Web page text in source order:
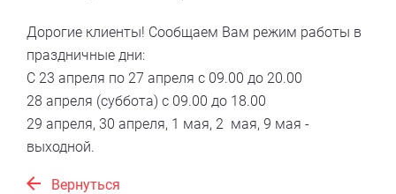
Дорогие клиенты! Сообщаем Вам режим работы в
праздничные дни:
С 23 апреля по 27 апреля с 09.00 до 20.00
28 апреля (суббота) с 09.00 до 18.00
29 апреля, 30 апреля, 1 мая, 2 мая, 9 мая -
выходной.
Вернуться